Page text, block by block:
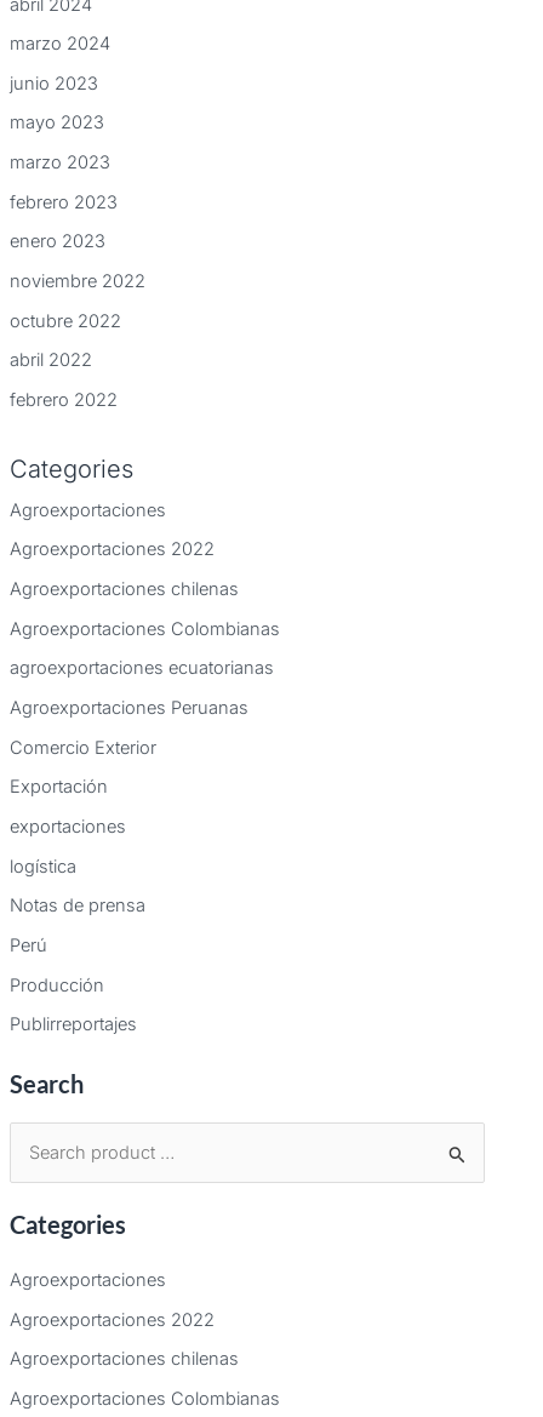
marzo 2024
junio 2023
mayo 2023
marzo 2023
febrero 2023
enero 2023
noviembre 2022
octubre 2022
abril 2022
febrero 2022
Categories
Agroexportaciones
Agroexportaciones 2022
Agroexportaciones chilenas
Agroexportaciones Colombianas
agroexportaciones ecuatorianas
Agroexportaciones Peruanas
Comercio Exterior
Exportación
exportaciones
logística
Notas de prensa
Perú
Producción
Publirreportajes
Search
s
r
p
o
Categories
Agroexportaciones
Agroexportaciones 2022
Agroexportaciones chilenas
Agroexportaciones Colombianas